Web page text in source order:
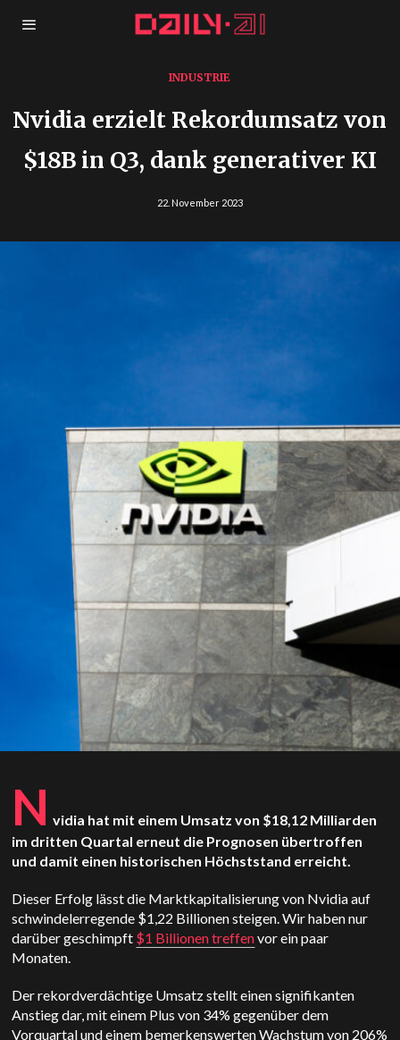
INDUSTRIE
Nvidia erzielt Rekordumsatz von
$18B in Q3, dank generativer KI
22. November 2023
N vidia hat mit einem Umsatz von $18,12 Milliarden
im dritten Quartal erneut die Prognosen übertroffen
und damit einen historischen Höchststand erreicht.
Dieser Erfolg lässt die Marktkapitalisierung von Nvidia auf
schwindelerregende $1,22 Billionen steigen. Wir haben nur
darüber geschimpft $1 Billionen treffenvor ein paar
Monaten.
Der rekordverdächtige Umsatz stellt einen signifikanten
Anstieg dar, mit einem Plus von 34% gegenüber dem
Vorquartal und einem bemerkenswerten Wachstum von 206%